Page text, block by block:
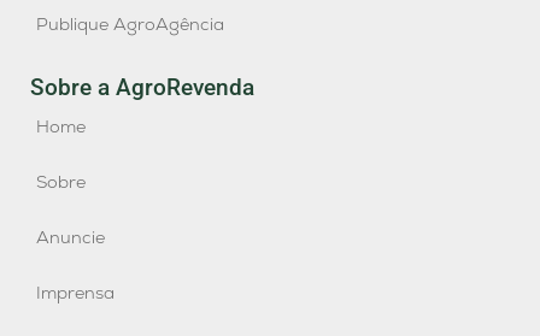
Publique AgroAgência
Sobre a AgroRevenda
Home
Sobre
Anuncie
Imprensa